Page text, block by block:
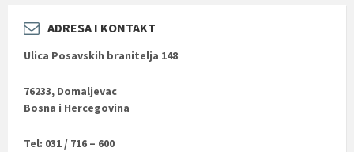
ADRESA I KONTAKT
Ulica Posavskih branitelja 148
76233, Domaljevac
Bosna i Hercegovina
Tel: 031 / 716 – 600